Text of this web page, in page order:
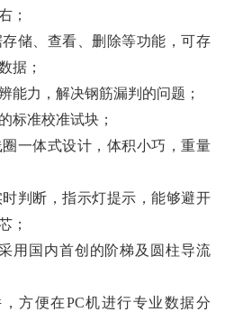
；
储、查看、删除等功能，可存
据；
能力，解决钢筋漏判的问题；
标准校准试块；
一体式设计，体积小巧，重量
判断，指示灯提示，能够避开
；
用国内首创的阶梯及圆柱导流
方便在PC机进行专业数据分